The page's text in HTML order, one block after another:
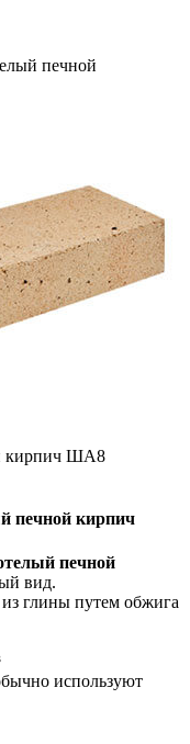
печной
кирпич ША8
печной кирпич
печной
вид.
из глины путем обжига
используют